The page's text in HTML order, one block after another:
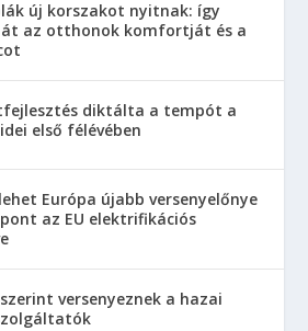
új korszakot nyitnak: így
az otthonok komfortját és a
diktálta a tempót a
első félévében
Európa újabb versenyelőnye
az EU elektrifikációs
versenyeznek a hazai